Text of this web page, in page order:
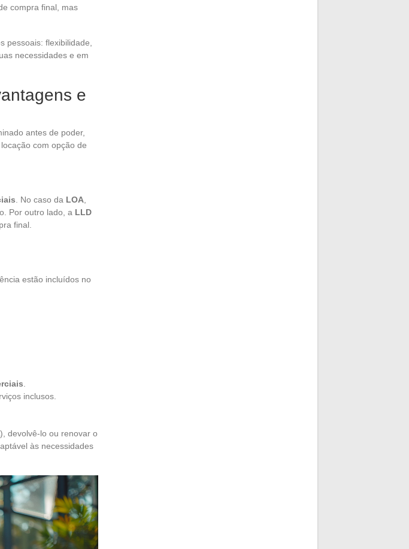
compra final, mas
pessoais: flexibilidade,
necessidades e em
e
antes de poder,
com opção de
. No caso da LOA
Por outro lado, a LLD
final.
estão incluídos no
inclusos.
devolvê-lo ou renovar o
às necessidades